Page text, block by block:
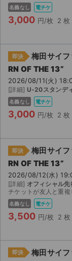
名義なし 電チケ
3,000 円/枚 2 枚
即決
梅田サイ
RN OF THE 13”
2026/08/11(火)
[詳細] U-20スタンデ
名義なし 電チケ
3,000 円/枚 2 枚
即決
梅田サイ
RN OF THE 13”
2026/08/12(水)
[詳細] オフィシャル
チケットが友人と重複してしまったので、出品い
名義なし 電チケ
3,500 円/枚 2 枚
即決
梅田サイ